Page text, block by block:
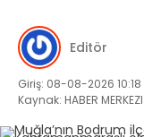
Editör
Giriş: 08-08-2026 10:18
Kaynak: HABER MERKEZI